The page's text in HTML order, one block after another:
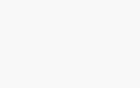
till din mopedbil, så att du kan
varje dag.